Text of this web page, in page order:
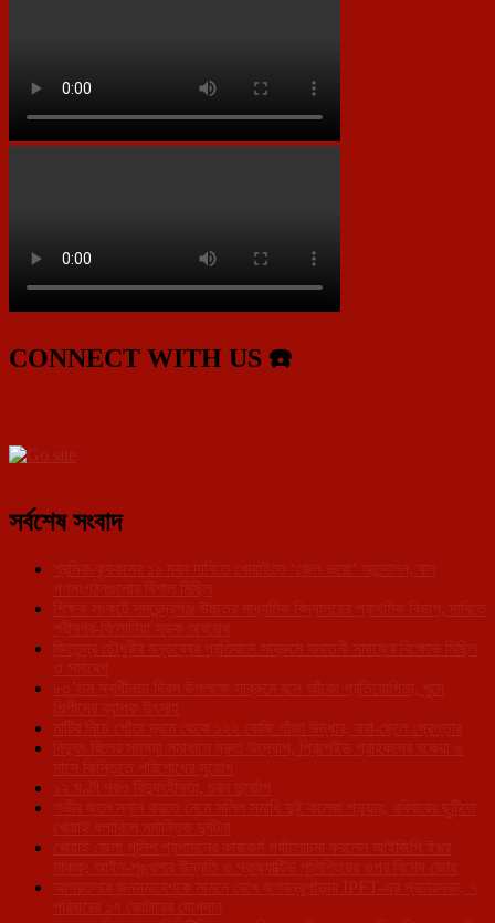
CONNECT WITH US ☎️
সর্বশেষ সংবাদ
শ্রমিক-কৃষকদের ১১ দফা দাবিতে খোয়াইতে ‘জেল ভরো’ আন্দোলন, বাম
গণসংগঠনগুলোর বিশাল মিছিল
শিক্ষক সংকটে সমরেন্দ্রগঞ্জ উচ্চতর মাধ্যমিক বিদ্যালয়ের প্রাথমিক বিভাগ, দাবিতে
শ্রীনগর-বিলোনিয়া সড়ক অবরোধ
জিতেন্দ্র চৌধুরীর মন্তব্যের প্রতিবাদে সাব্রুমে সনাতনী সমাজের বিক্ষোভ মিছিল
ও সমাবেশ
৮০’তম স্বাধীনতা দিবস উপলক্ষে সাব্রুমে বসে আঁকো প্রতিযোগিতা, খুদে
শিল্পীদের ব্যাপক উৎসাহ
মাটির নিচে পোঁতা ড্রাম থেকে ১২২ কেজি গাঁজা উদ্ধার, বাবা-ছেলে গ্রেপ্তার
বিদ্যুৎ বিলের সমস্যা সমাধানে দ্রুত উদ্যোগ, প্রিপেইড গ্রাহকদের বকেয়া ৬
মাসে কিস্তিতে পরিশোধের সুযোগ
১২ ঘণ্টা পরও বিদ্যুৎহীনতা, চরম দুর্ভোগ
গভীর জলে স্নান করতে নেমে সলিল সমাধি দুই কলেজ পড়ুয়ার, রবিবারের ছুটিতে
খোয়াই ধলাবিলে মর্মান্তিক দুর্ঘটনা
খোয়াই জেলা পুলিশ প্রশাসনের কাজকর্ম পর্যালোচনা করলেন আইজিপি ইপ্পর
মাঞ্চক; আইন-শৃঙ্খলার উন্নতি ও প্রঅ্যাক্টিভ পুলিশিংয়ের ওপর বিশেষ জোর
আগরতলার জনসমাবেশকে সামনে রেখে জগবন্ধুপাড়ায় IPFT-এর প্রচারসভা, ৭
পরিবারের ১৭ ভোটারের যোগদান